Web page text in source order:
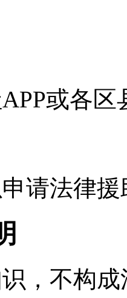
或各
请法律援
，不构